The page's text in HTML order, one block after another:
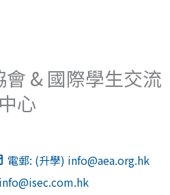
& 國際學生交流
中心
電郵: (升學) info@aea.org.hk
info@isec.com.hk